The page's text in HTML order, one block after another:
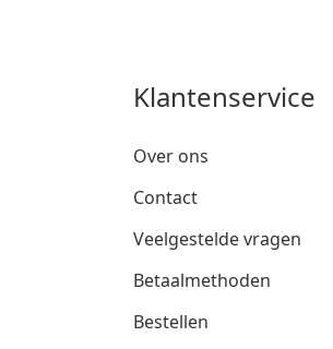
Klantenservice
Over ons
Contact
Veelgestelde vragen
Betaalmethoden
Bestellen